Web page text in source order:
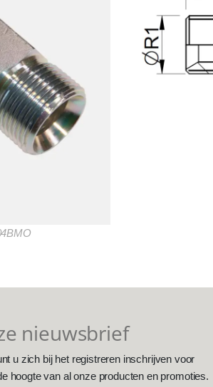
nieuwsbrief
u zich bij het registreren inschrijven voor
hoogte van al onze producten en promoties.